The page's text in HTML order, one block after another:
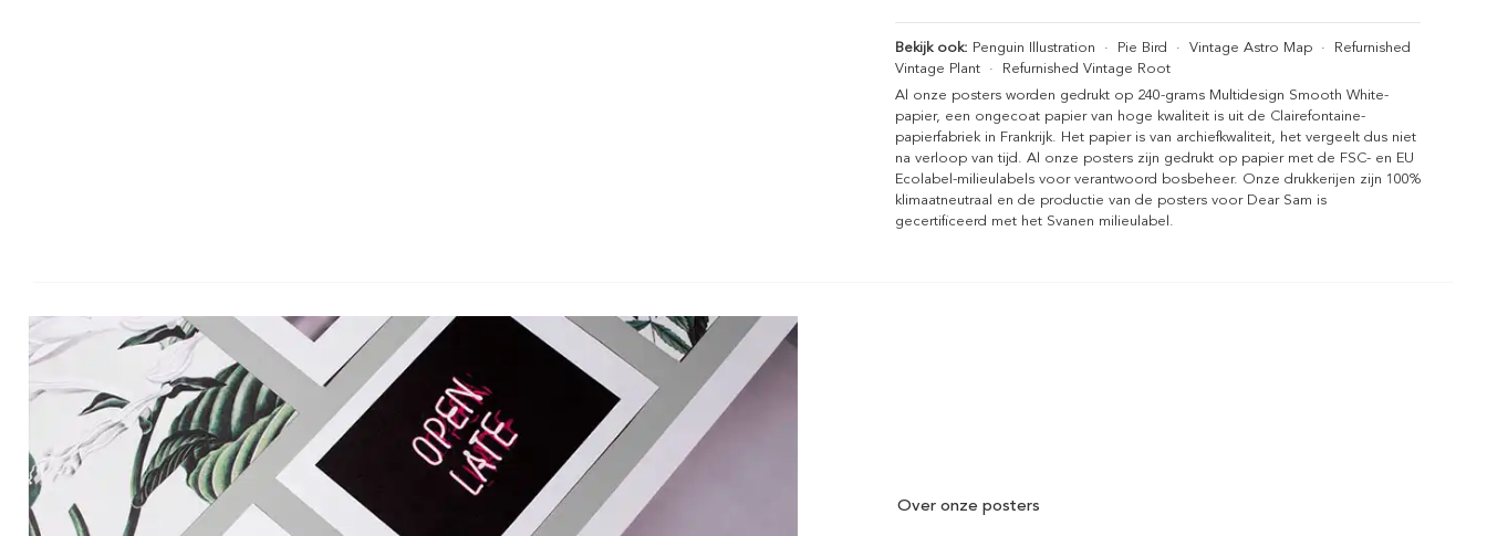
Bekijk ook: Penguin Illustration · Pie Bird · Vintage Astro Map · Refurnished
Vintage Plant · Refurnished Vintage Root
Al onze posters worden gedrukt op 240-grams Multidesign Smooth White-
papier, een ongecoat papier van hoge kwaliteit is uit de Clairefontaine-
papierfabriek in Frankrijk. Het papier is van archiefkwaliteit, het vergeelt dus niet
na verloop van tijd. Al onze posters zijn gedrukt op papier met de FSC- en EU
Ecolabel-milieulabels voor verantwoord bosbeheer. Onze drukkerijen zijn 100%
klimaatneutraal en de productie van de posters voor Dear Sam is
gecertificeerd met het Svanen milieulabel.
Over onze posters